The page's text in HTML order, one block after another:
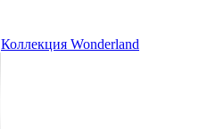
Коллекция Wonderland